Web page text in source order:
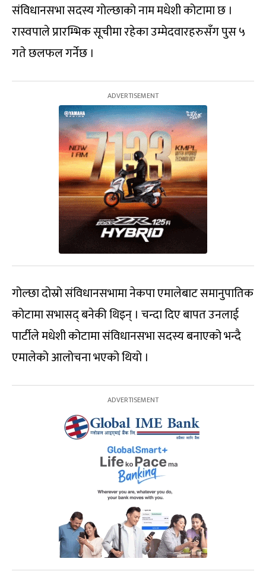
संविधानसभा सदस्य गोल्छाको नाम मधेशी कोटामा छ ।
रास्वपाले प्रारम्भिक सूचीमा रहेका उम्मेदवारहरुसँग पुस ५
गते छलफल गर्नेछ ।
गोल्छा दोस्रो संविधानसभामा नेकपा एमालेबाट समानुपातिक
कोटामा सभासद् बनेकी थिइन् । चन्दा दिए बापत उनलाई
पार्टीले मधेशी कोटामा संविधानसभा सदस्य बनाएको भन्दै
एमालेको आलोचना भएको थियो ।